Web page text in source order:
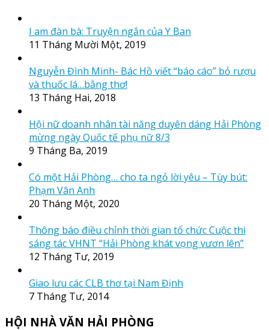
I am đàn bà: Truyện ngắn của Y Ban
11 Tháng Mười Một, 2019
Nguyễn Đình Minh- Bác Hồ viết “báo cáo” bỏ rượu
và thuốc lá…bằng thơ!
13 Tháng Hai, 2018
Hội nữ doanh nhân tài năng duyên dáng Hải Phòng
mừng ngày Quốc tế phụ nữ 8/3
9 Tháng Ba, 2019
Có một Hải Phòng… cho ta ngỏ lời yêu – Tùy bút:
Phạm Vân Anh
20 Tháng Một, 2020
Thông báo điều chỉnh thời gian tổ chức Cuộc thi
sáng tác VHNT “Hải Phòng khát vọng vươn lên”
12 Tháng Tư, 2019
Giao lưu các CLB thơ tại Nam Định
7 Tháng Tư, 2014
HỘI NHÀ VĂN HẢI PHÒNG